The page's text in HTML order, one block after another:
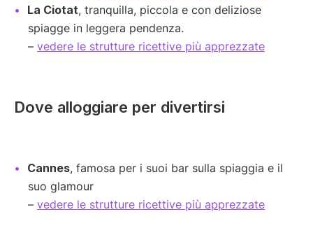
La Ciotat, tranquilla, piccola e con deliziose
spiagge in leggera pendenza.
– vedere le strutture ricettive più apprezzate
Dove alloggiare per divertirsi
Cannes, famosa per i suoi bar sulla spiaggia e il
suo glamour
– vedere le strutture ricettive più apprezzate